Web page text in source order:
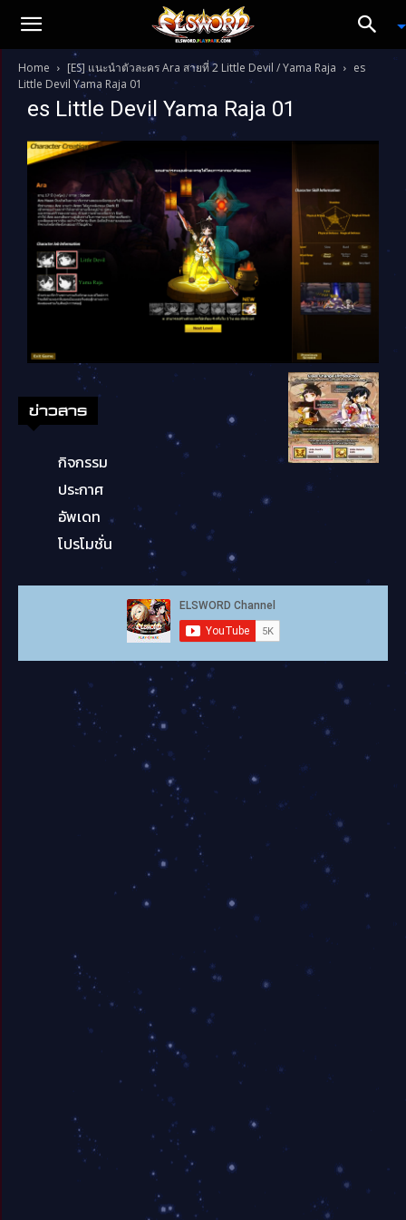
Home [ES] แนะนำตัวละคร Ara สายที่ 2 Little Devil / Yama Raja
es
Little Devil Yama Raja 01
es Little Devil Yama Raja 01
ข่าวสาร
กิจกรรม
ประกาศ
อัพเดท
โปรโมชั่น